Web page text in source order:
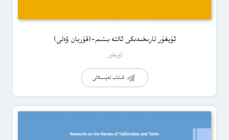
ئۇيغۇر تارىخىدىكى ئالتە بىتىم-(قۇربان ۋەلى)
ئۇيغۇر
كىتاب تەپسىلاتى